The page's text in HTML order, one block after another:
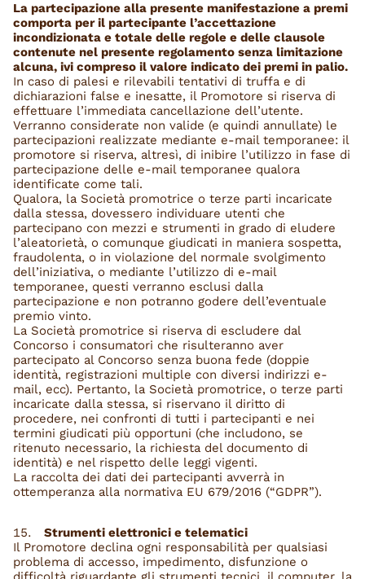
La partecipazione alla presente manifestazione a premi
comporta per il partecipante l’accettazione
incondizionata e totale delle regole e delle clausole
contenute nel presente regolamento senza limitazione
alcuna, ivi compreso il valore indicato dei premi in palio.
In caso di palesi e rilevabili tentativi di truffa e di
dichiarazioni false e inesatte, il Promotore si riserva di
effettuare l’immediata cancellazione dell’utente.
Verranno considerate non valide (e quindi annullate) le
partecipazioni realizzate mediante e-mail temporanee: il
promotore si riserva, altresì, di inibire l’utilizzo in fase di
partecipazione delle e-mail temporanee qualora
identificate come tali.
Qualora, la Società promotrice o terze parti incaricate
dalla stessa, dovessero individuare utenti che
partecipano con mezzi e strumenti in grado di eludere
l’aleatorietà, o comunque giudicati in maniera sospetta,
fraudolenta, o in violazione del normale svolgimento
dell’iniziativa, o mediante l’utilizzo di e-mail
temporanee, questi verranno esclusi dalla
partecipazione e non potranno godere dell’eventuale
premio vinto.
La Società promotrice si riserva di escludere dal
Concorso i consumatori che risulteranno aver
partecipato al Concorso senza buona fede (doppie
identità, registrazioni multiple con diversi indirizzi e-
mail, ecc). Pertanto, la Società promotrice, o terze parti
incaricate dalla stessa, si riservano il diritto di
procedere, nei confronti di tutti i partecipanti e nei
termini giudicati più opportuni (che includono, se
ritenuto necessario, la richiesta del documento di
identità) e nel rispetto delle leggi vigenti.
La raccolta dei dati dei partecipanti avverrà in
ottemperanza alla normativa EU 679/2016 (“GDPR”).
Strumenti elettronici e telematici
Il Promotore declina ogni responsabilità per qualsiasi
problema di accesso, impedimento, disfunzione o